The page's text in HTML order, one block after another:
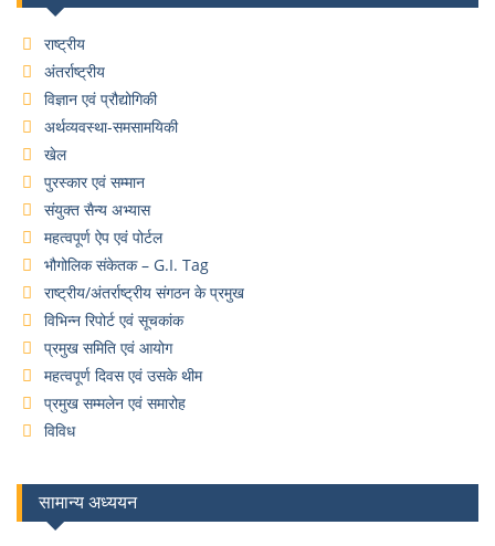
राष्ट्रीय
अंतर्राष्ट्रीय
विज्ञान एवं प्रौद्योगिकी
अर्थव्यवस्था-समसामयिकी
खेल
पुरस्कार एवं सम्मान
संयुक्त सैन्य अभ्यास
महत्वपूर्ण ऐप एवं पोर्टल
भौगोलिक संकेतक – G.I. Tag
राष्ट्रीय/अंतर्राष्ट्रीय संगठन के प्रमुख
विभिन्न रिपोर्ट एवं सूचकांक
प्रमुख समिति एवं आयोग
महत्वपूर्ण दिवस एवं उसके थीम
प्रमुख सम्मलेन एवं समारोह
विविध
सामान्य अध्ययन